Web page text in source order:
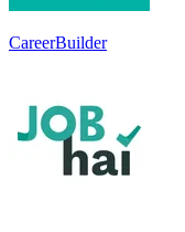
CareerBuilder